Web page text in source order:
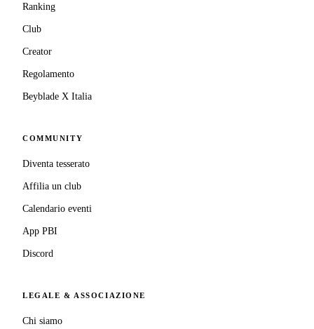
Ranking
Club
Creator
Regolamento
Beyblade X Italia
COMMUNITY
Diventa tesserato
Affilia un club
Calendario eventi
App PBI
Discord
LEGALE & ASSOCIAZIONE
Chi siamo